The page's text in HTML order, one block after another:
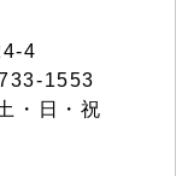
4
1553
・日・祝